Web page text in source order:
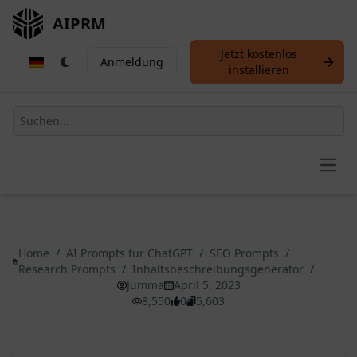
AIPRM
Anmeldung
Jetzt kostenlos
installieren
Home / AI Prompts für ChatGPT / SEO Prompts /
Research Prompts / Inhaltsbeschreibungsgenerator /
Jumma
April 5, 2023
8,550
0 5,603